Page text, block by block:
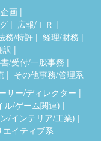
画
広報/ＩＲ
務/特許
経理/財務
訳
/受付/一般事務
その他事務/管理系
サー/ディレクター
ル/ゲーム関連)
/インテリア/工業)
エイティブ系